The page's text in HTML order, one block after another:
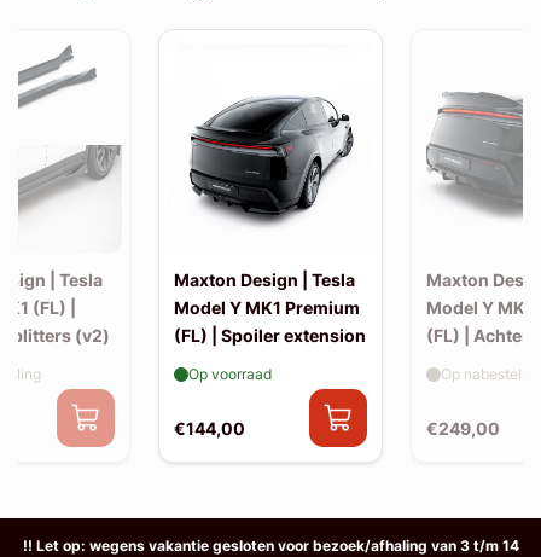
| Tesla
(FL) |
splitters (v2)
Maxton Design | Tesla
Model Y MK1 Premium
(FL) | Spoiler extension
€144,00
Op voorraad
Maxton
Model Y MK1
(FL) | Achter
€249,00
Op
!! Let op: wegens vakantie gesloten voor bezoek/afhaling van 3 t/m 14